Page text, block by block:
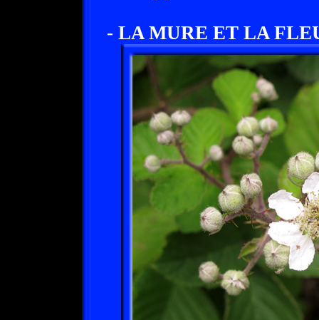
- LA MURE ET LA